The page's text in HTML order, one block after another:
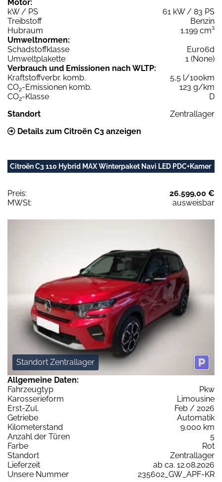
Motor:
kW / PS
61 kW / 83 PS
Treibstoff
Benzin
Hubraum
1.199 cm³
Umweltnormen:
Schadstoffklasse
Euro6d
Umweltplakette
1 (None)
Verbrauch und Emissionen nach WLTP:
Kraftstoffverbr. komb.
5,5 l/100km
CO2-Emissionen komb.
123 g/km
CO2-Klasse
D
Standort
Zentrallager
Details zum Citroën C3 anzeigen
Citroën C3 110 Hybrid MAX Winterpaket Navi LED PDC+Kamer
Preis:
26.599,00 €
MWSt:
ausweisbar
Standort Zentrallager
Allgemeine Daten:
Fahrzeugtyp
Pkw
Karosserieform
Limousine
Erst-Zul.
Feb / 2026
Getriebe
Automatik
Kilometerstand
9.000 km
Anzahl der Türen
5
Farbe
Rot
Standort
Zentrallager
Lieferzeit
ab ca. 12.08.2026
Unsere Nummer
235602_GW_APF-KR